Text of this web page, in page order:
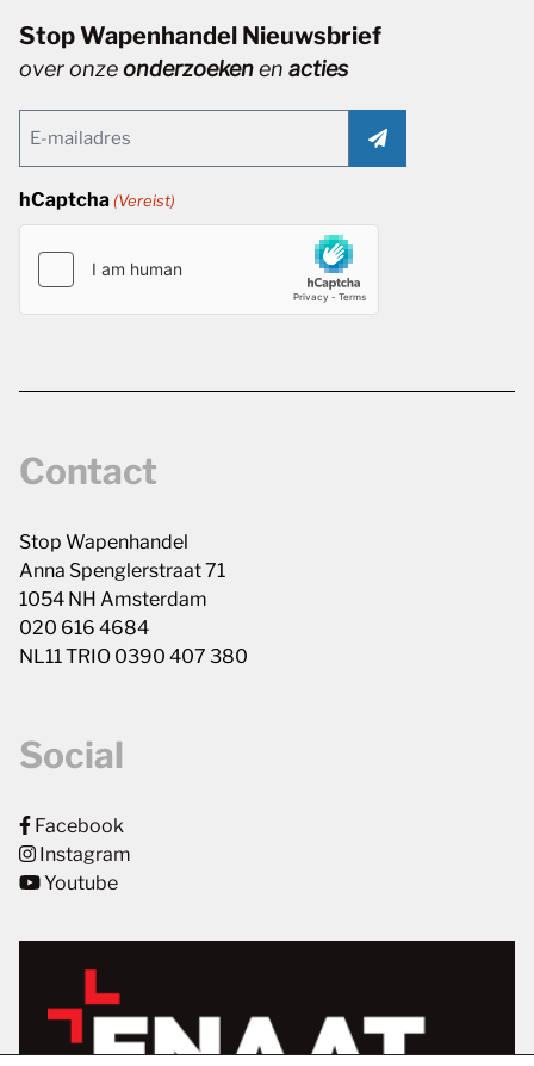
Stop Wapenhandel Nieuwsbrief
over onzeonderzoekenen acties
(Vereist)
hCaptcha (Vereist)
Contact
Stop Wapenhandel
Anna Spenglerstraat 71
1054 NH Amsterdam
020 616 4684
NL11 TRIO 0390 407 380
Social
Facebook
Instagram
Youtube